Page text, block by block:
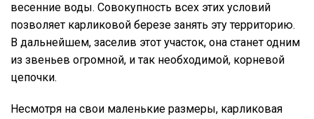
весенние воды. Совокупность всех этих условий
позволяет карликовой березе занять эту территорию.
В дальнейшем, заселив этот участок, она станет одним
из звеньев огромной, и так необходимой, корневой
цепочки.
Несмотря на свои маленькие размеры, карликовая